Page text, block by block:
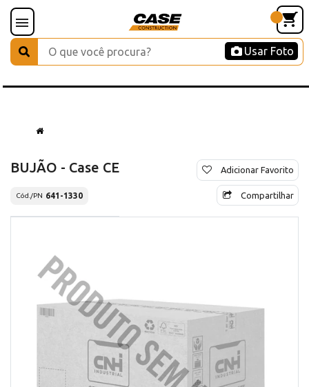
Usar Foto
BUJÃO - Case CE
Cód./PN 641-1330
Adicionar Favorito
Compartilhar